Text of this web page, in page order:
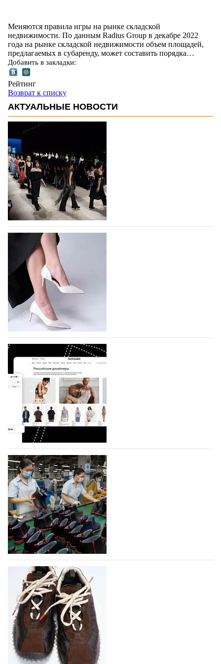
Меняются правила игры на рынке складской
недвижимости. По данным Radius Group в декабре 2022
года на рынке складской недвижимости объем площадей,
предлагаемых в субаренду, может составить порядка…
Добавить в закладки:
Рейтинг
Возврат к списку
АКТУАЛЬНЫЕ НОВОСТИ
На участие в Московской неделе моды
подано 1047 заявок
На участие в седьмой Московской неделе моды,
которая пройдет в российской столице с 26 сентября
по 1 октября, уже подано 1047 заявок. Примерно
половину из них (494) прислали дизайнеры,
коллекции которых не были представлены в…
07.08.2026 636
BALLINA представит свои новинки на Euro
Shoes
Компания BALLINA Guangzhou Lihuang Footwear
Co., Ltd., основанная в 2011 году и расположенная в
Гуанчжоу, столице моды Китая, является
профессиональной обувной компанией,
объединяющей разработку, производство и…
07.08.2026 495
На платформе Lamoda - новый раздел и
условия продвижения локальных
дизайнерских марок
Российский маркетплейс Lamoda решил обновить
раздел для продажи продукции локальных
дизайнерских марок одежды, обуви и аксессуаров.
Бренды также получат маркетинговую…
06.08.2026 664
Объем мирового производства обуви в
2025 году практически не увеличился
В 2025 году мировое производство обуви
практически не изменилось, зафиксировав
незначительный рост на 0,1% до 24,6 млрд пар, -
данные опубликованы в аналитическом вестнике
«Всемирный ежегодник обуви 2026», Португальской